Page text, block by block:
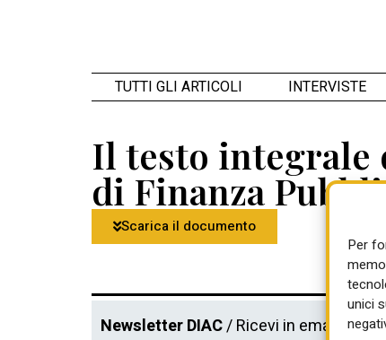
Per
unici
TUTTI GLI ARTICOLI INTERVISTE
Il testo integrale
di Finanza
Scarica il documento
Newsletter DIAC/ Ricevi in email gli